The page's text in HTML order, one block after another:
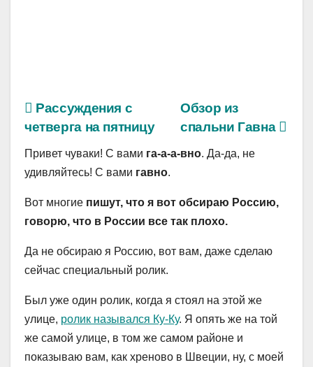
Обзор из
спальни Гавна
Рассуждения с
четверга на пятницу
Привет чуваки! С вами га-а-а-вно. Да-да, не
удивляйтесь! С вами гавно.
Вот многие пишут, что я вот обсираю Россию,
говорю, что в России все так плохо.
Да не обсираю я Россию, вот вам, даже сделаю
сейчас специальный ролик.
Был уже один ролик, когда я стоял на этой же
улице, ролик назывался Ку-Ку. Я опять же на той
же самой улице, в том же самом районе и
показываю вам, как хреново в Швеции, ну, с моей